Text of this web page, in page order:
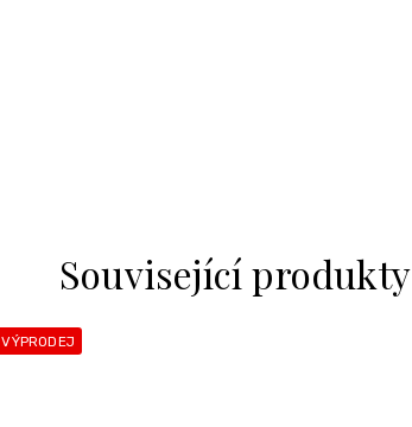
Související produkty
VÝPRODEJ